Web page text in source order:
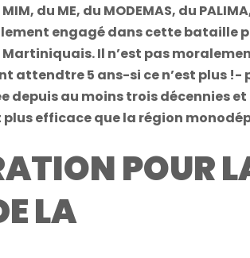
du ME, du MODEMAS, du
engagé dans cette bataille
Il n’est pas
attendtre 5 ans-si ce n’est plus
depuis au moins trois décennies
plus efficace que la région
POUR
LA